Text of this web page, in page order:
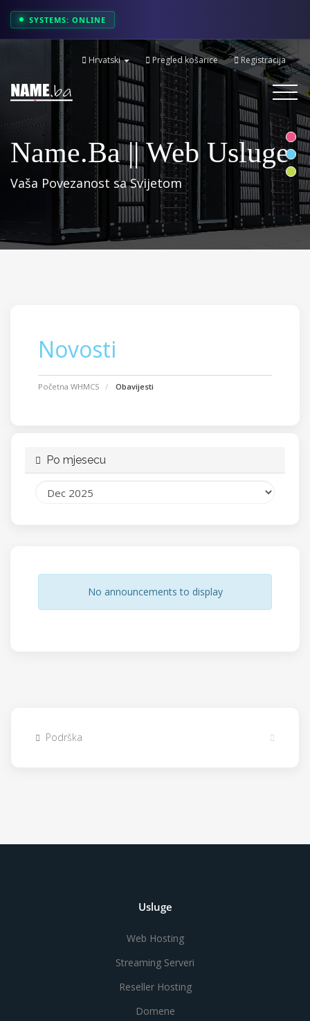
SYSTEMS: ONLINE
Hrvatski Pregled košarice Registracija
Toggle
Name.ba || Web Usluge
Vaša Povezanost sa Svijetom
Novosti
Početna WHMCS Obavijesti
Po mjesecu
No announcements to display
Podrška
Usluge
Web Hosting
Streaming Serveri
Reseller Hosting
Domene